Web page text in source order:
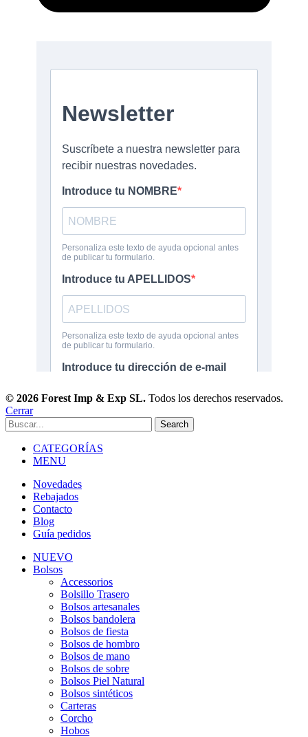
© 2026 Forest Imp & Exp SL. Todos los derechos reservados.
Cerrar
Search
CATEGORÍAS
MENU
Novedades
Rebajados
Contacto
Blog
Guía pedidos
NUEVO
Bolsos
Accessorios
Bolsillo Trasero
Bolsos artesanales
Bolsos bandolera
Bolsos de fiesta
Bolsos de hombro
Bolsos de mano
Bolsos de sobre
Bolsos Piel Natural
Bolsos sintéticos
Carteras
Corcho
Hobos